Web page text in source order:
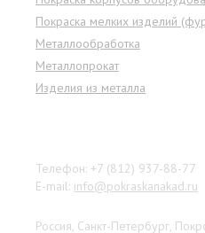
Покраска мелких изделий
Металлообработка
Металлопрокат
Изделия из металла
Телефон: +7 (812) 937-88-77
E-mail: info@pokraskanakad.ru
Россия, Санкт-Петербург,